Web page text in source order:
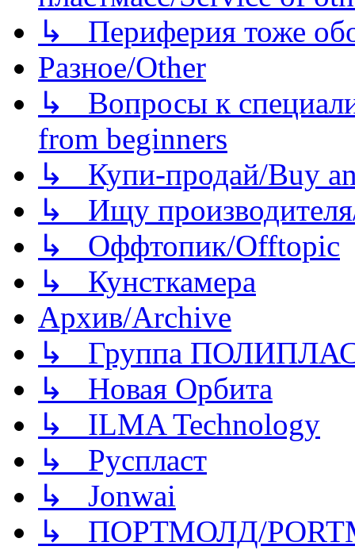
↳ Периферия тоже
Разное/Other
↳ Вопросы к
from beginners
↳ Купи-продай/Buy
↳ Ищу
↳ Оффтопик/Offtopic
↳ Кунсткамера
Архив/Archive
↳ Группа
↳ Новая Орбита
↳ ILMA Technology
↳ Руспласт
↳ Jonwai
↳ ПОРТМОЛД/